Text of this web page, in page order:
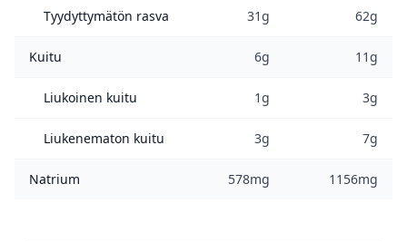
Tyydyttymätön rasva 31g 62g
Kuitu 6g 11g
Liukoinen kuitu 1g 3g
Liukenematon kuitu 3g 7g
Natrium 578mg 1156mg